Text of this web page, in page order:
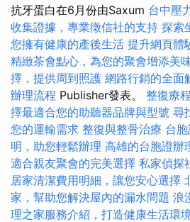
抗牙蛋白在6月份由Saxum 台中壓
收集證據，專業徵信社的支持 探索
您擁有健康的產後生活 提升網頁體
精緻茶會點心，為您的聚會增添美
擇，提供周到照護 網路行銷的全面
辦理流程 Publisher發表。 整復療
擇最適合您的助聽器品牌與型號 尋
您的運輸需求 整復與整骨治療 台
明，助您輕鬆辦理 高雄的台胞證辦
適合親友聚會的完美選擇 私家偵探
居家清潔費用明細，讓您安心選擇
家，幫助您解決屋內的漏水問題 浪
理之家服務介紹，打造健康生活環